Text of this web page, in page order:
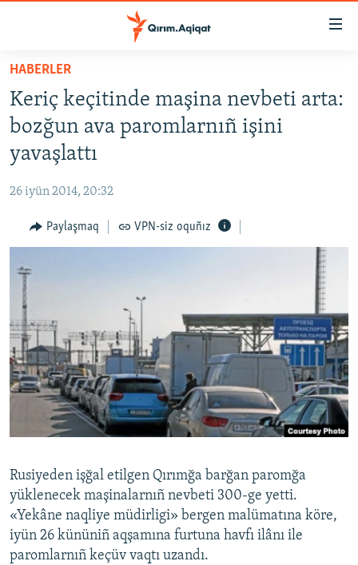
Esas
qaytmaq
Baş
navigatsiyağa
qaytmaq
Qıdıruvğa
qaytmaq
HABERLER
SİYASET
İQTİSADİYAT
MEDENİYET
İNSAN AQLARI
SÜRET
BLOGLAR
FİKİR
Русский
Українською
RFE/RS bütün saytları
HABERLER
Keriç keçitinde maşina nevbeti arta:
bozğun ava paromlarnıñ işini
yavaşlattı
26 iyün 2014, 20:32
Paylaşmaq VPN-siz oquñız
Rusiyeden işğal etilgen Qırımğa barğan paromğa
yüklenecek maşinalarnıñ nevbeti 300-ge yetti.
«Yekâne naqliye müdirligi» bergen malümatına köre,
iyün 26 kününiñ aqşamına furtuna havfı ilânı ile
paromlarnıñ keçüv vaqtı uzandı.